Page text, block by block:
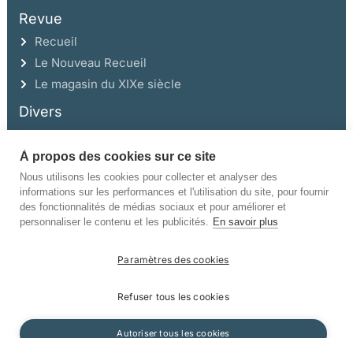
Revue
Recueil
Le Nouveau Recueil
Le magasin du XIXe siècle
Divers
Ce site a été réalisé avec l’aide de la Région Auvergne Rhône-Alpes et de la
Drac Rhône-Alpes.
©Champ Vallon. Tous droits réservés.
Mentions légalesPolitique de confidentialité
À propos des cookies sur ce site
Nous utilisons les cookies pour collecter et analyser des
informations sur les performances et l'utilisation du site, pour fournir
des fonctionnalités de médias sociaux et pour améliorer et
personnaliser le contenu et les publicités. En savoir plus
Paramètres des cookies
Refuser tous les cookies
Autoriser tous les cookies